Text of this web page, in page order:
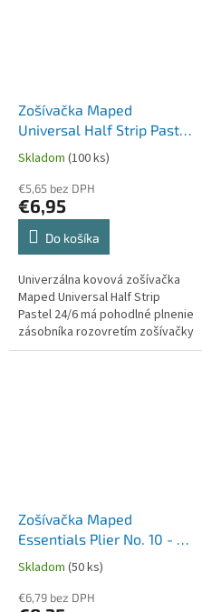
Zošívačka Maped
Universal Half Strip Pastel
24/6 - na 20,25 listov
Skladom (100 ks)
€5,65 bez DPH
€6,95
Do košíka
Univerzálna kovová zošívačka
Maped Universal Half Strip
Pastel 24/6 má pohodlné plnenie
zásobníka rozovretím zošívačky
do uhla 180 °. Dva spôsoby
Zošívačka Maped
Essentials Plier No. 10 - na
15 listov
Skladom (50 ks)
€6,79 bez DPH